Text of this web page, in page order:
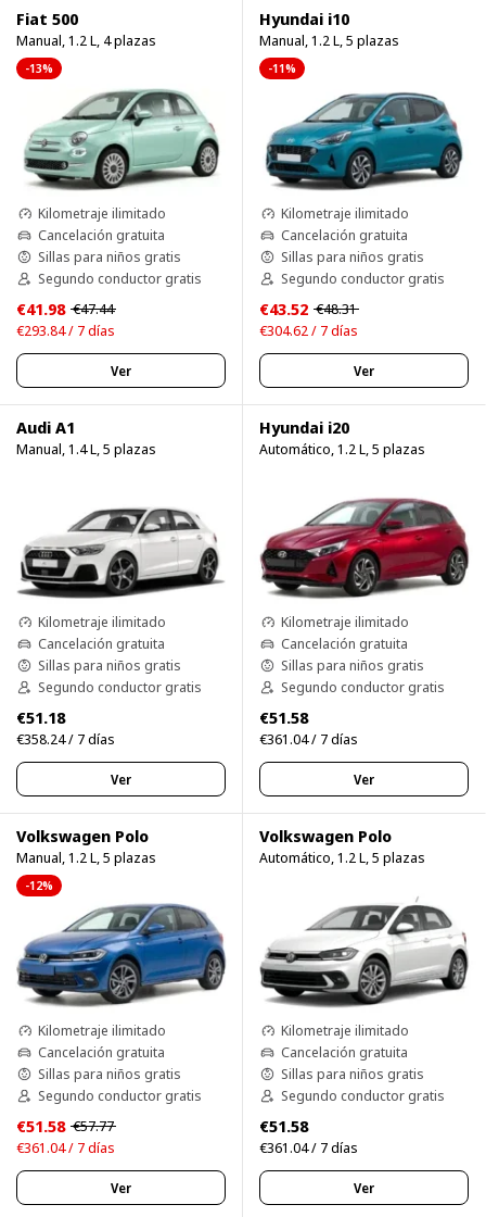
Fiat 500
Manual, 1.2 L, 4 plazas
-13%
Kilometraje ilimitado
Cancelación gratuita
Sillas para niños gratis
Segundo conductor gratis
€41.98 €47.44
€293.84 / 7 días
Ver
Hyundai i10
Manual, 1.2 L, 5 plazas
-11%
Kilometraje ilimitado
Cancelación gratuita
Sillas para niños gratis
Segundo conductor gratis
€43.52 €48.31
€304.62 / 7 días
Ver
Audi A1
Manual, 1.4 L, 5 plazas
Kilometraje ilimitado
Cancelación gratuita
Sillas para niños gratis
Segundo conductor gratis
€51.18
€358.24 / 7 días
Ver
Hyundai i20
Automático, 1.2 L, 5 plazas
Kilometraje ilimitado
Cancelación gratuita
Sillas para niños gratis
Segundo conductor gratis
€51.58
€361.04 / 7 días
Ver
Volkswagen Polo
Manual, 1.2 L, 5 plazas
-12%
Kilometraje ilimitado
Cancelación gratuita
Sillas para niños gratis
Segundo conductor gratis
€51.58 €57.77
€361.04 / 7 días
Ver
Volkswagen Polo
Automático, 1.2 L, 5 plazas
Kilometraje ilimitado
Cancelación gratuita
Sillas para niños gratis
Segundo conductor gratis
€51.58
€361.04 / 7 días
Ver